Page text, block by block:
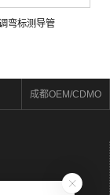
弯标测导管
成都OEM/CDMO